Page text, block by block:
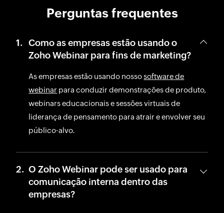
Perguntas frequentes
Como as empresas estão usando o
Zoho Webinar para fins de marketing?
As empresas estão usando nossosoftware de
webinar para conduzir demonstrações de produto,
webinars educacionais e sessões virtuais de
liderança de pensamento para atrair e envolver seu
público-alvo.
O Zoho Webinar pode ser usado para
comunicação interna dentro das
empresas?